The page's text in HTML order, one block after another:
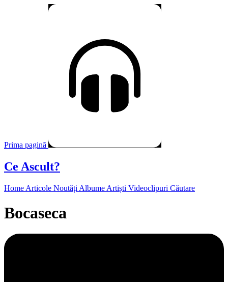
Prima pagină
Ce Ascult?
Home Articole Noutăți Albume Artiști Videoclipuri Căutare
Bocaseca